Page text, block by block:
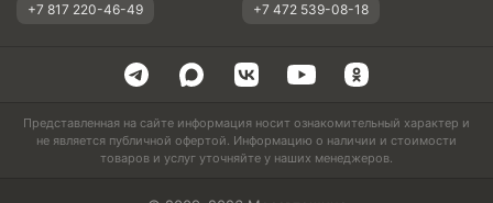
+7 817 220-46-49 +7 472 539-08-18
Представленная на сайте информация носит ознакомительный характер и
не является публичной офертой. Информацию о наличии и стоимости
товаров и услуг уточняйте у наших менеджеров.